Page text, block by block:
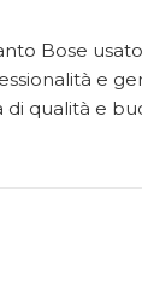
Bose
e
qualità e